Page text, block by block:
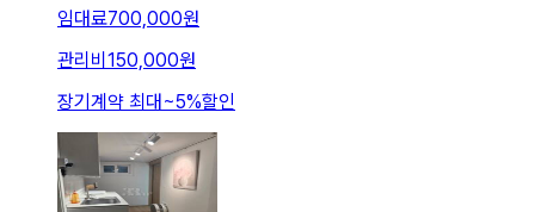
임대료700,000원
관리비 150,000원
장기계약 최대 ~5%할인